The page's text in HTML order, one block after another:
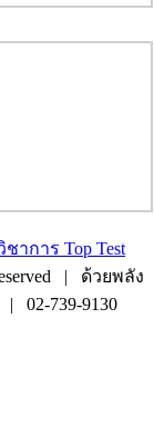
การ Top Test
| ด้วยพลัง
| 02-739-9130